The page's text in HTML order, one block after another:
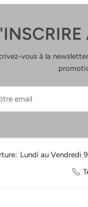
vous à la
Lundi au Vendredi